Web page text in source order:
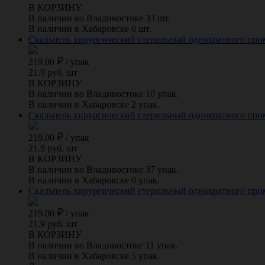
В КОРЗИНУ
В наличии во Владивостоке 33 шт.
В наличии в Хабаровске 0 шт.
Скальпель хирургический стерильный однократного
219.00 / упак
21.9 руб. шт
В КОРЗИНУ
В наличии во Владивостоке 10 упак.
В наличии в Хабаровске 2 упак.
Скальпель хирургический стерильный однократного
219.00 / упак
21.9 руб. шт
В КОРЗИНУ
В наличии во Владивостоке 37 упак.
В наличии в Хабаровске 0 упак.
Скальпель хирургический стерильный однократного
219.00 / упак
21.9 руб. шт
В КОРЗИНУ
В наличии во Владивостоке 11 упак.
В наличии в Хабаровске 5 упак.